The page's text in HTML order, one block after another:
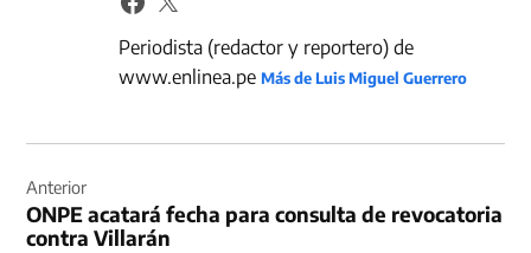
Periodista (redactor y reportero) de
www.enlinea.peMás de Luis Miguel Guerrero
de
entradas
Anterior
ONPE acatará fecha para consulta de revocatoria
contra Villarán